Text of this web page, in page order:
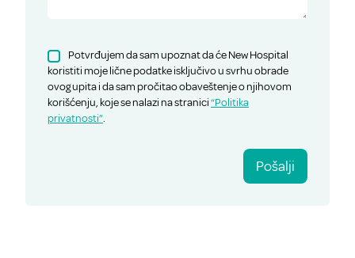
Potvrđujem da sam upoznat da će New Hospital
koristiti moje lične podatke isključivo u svrhu obrade
ovog upita i da sam pročitao obaveštenje o njihovom
korišćenju, koje se nalazi na stranici“Politika
privatnosti”.
Pošalji